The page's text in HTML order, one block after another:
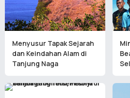
Menyusur Tapak Sejarah
dan Keindahan Alam di
Tanjung Naga